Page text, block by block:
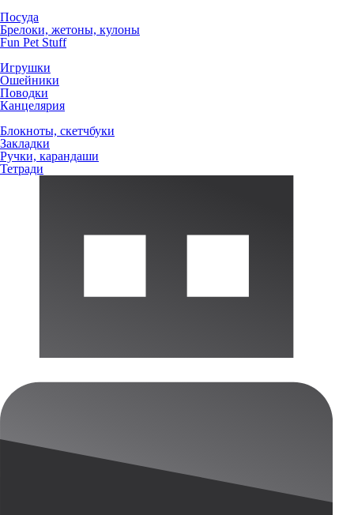
Посуда
Брелоки, жетоны, кулоны
Fun Pet Stuff
Игрушки
Ошейники
Поводки
Канцелярия
Блокноты, скетчбуки
Закладки
Ручки, карандаши
Тетради